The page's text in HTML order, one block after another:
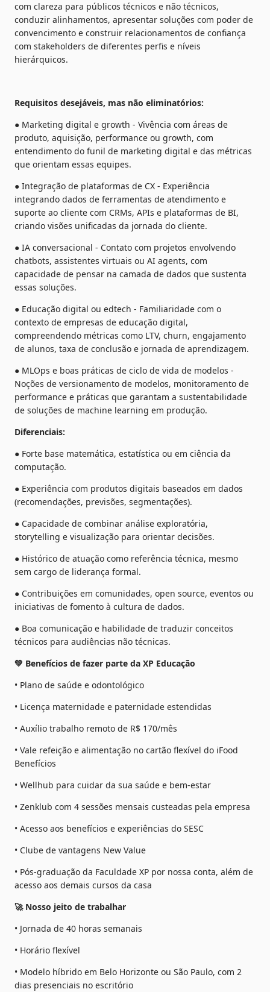
com clareza para públicos técnicos e não técnicos,
conduzir alinhamentos, apresentar soluções com poder de
convencimento e construir relacionamentos de confiança
com stakeholders de diferentes perfis e níveis
hierárquicos.
Requisitos desejáveis, mas não eliminatórios:
● Marketing digital e growth - Vivência com áreas de
produto, aquisição, performance ou growth, com
entendimento do funil de marketing digital e das métricas
que orientam essas equipes.
● Integração de plataformas de CX - Experiência
integrando dados de ferramentas de atendimento e
suporte ao cliente com CRMs, APIs e plataformas de BI,
criando visões unificadas da jornada do cliente.
● IA conversacional - Contato com projetos envolvendo
chatbots, assistentes virtuais ou AI agents, com
capacidade de pensar na camada de dados que sustenta
essas soluções.
● Educação digital ou edtech - Familiaridade com o
contexto de empresas de educação digital,
compreendendo métricas como LTV, churn, engajamento
de alunos, taxa de conclusão e jornada de aprendizagem.
● MLOps e boas práticas de ciclo de vida de modelos -
Noções de versionamento de modelos, monitoramento de
performance e práticas que garantam a sustentabilidade
de soluções de machine learning em produção.
Diferenciais:
● Forte base matemática, estatística ou em ciência da
computação.
● Experiência com produtos digitais baseados em dados
(recomendações, previsões, segmentações).
● Capacidade de combinar análise exploratória,
storytelling e visualização para orientar decisões.
● Histórico de atuação como referência técnica, mesmo
sem cargo de liderança formal.
● Contribuições em comunidades, open source, eventos ou
iniciativas de fomento à cultura de dados.
● Boa comunicação e habilidade de traduzir conceitos
técnicos para audiências não técnicas.
💚 Benefícios de fazer parte da XP Educação
• Plano de saúde e odontológico
• Licença maternidade e paternidade estendidas
• Auxílio trabalho remoto de R$ 170/mês
• Vale refeição e alimentação no cartão flexível do iFood
Benefícios
• Wellhub para cuidar da sua saúde e bem-estar
• Zenklub com 4 sessões mensais custeadas pela empresa
• Acesso aos benefícios e experiências do SESC
• Clube de vantagens New Value
• Pós-graduação da Faculdade XP por nossa conta, além de
acesso aos demais cursos da casa
🚀 Nosso jeito de trabalhar
• Jornada de 40 horas semanais
• Horário flexível
• Modelo híbrido em Belo Horizonte ou São Paulo, com 2
dias presenciais no escritório